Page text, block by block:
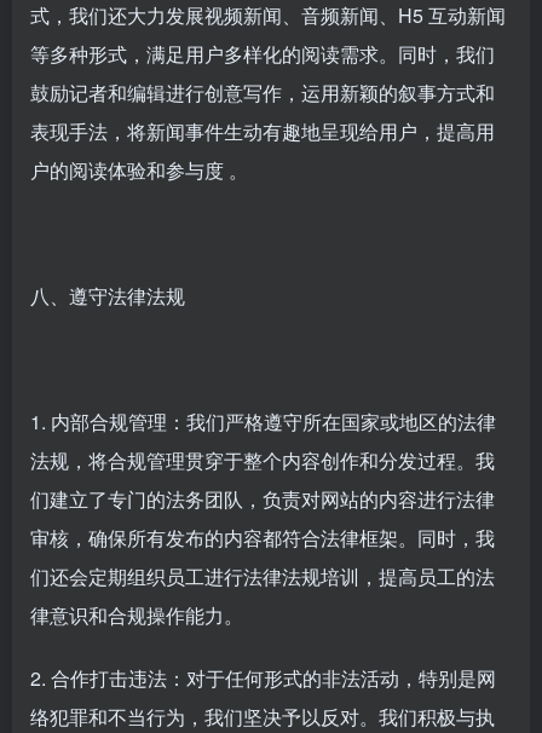
式，我们还大力发展视频新闻、音频新闻、H5 互动新闻
等多种形式，满足用户多样化的阅读需求。同时，我们
鼓励记者和编辑进行创意写作，运用新颖的叙事方式和
表现手法，将新闻事件生动有趣地呈现给用户，提高用
户的阅读体验和参与度 。
八、遵守法律法规
1. 内部合规管理：我们严格遵守所在国家或地区的法律
法规，将合规管理贯穿于整个内容创作和分发过程。我
们建立了专门的法务团队，负责对网站的内容进行法律
审核，确保所有发布的内容都符合法律框架。同时，我
们还会定期组织员工进行法律法规培训，提高员工的法
律意识和合规操作能力。
2. 合作打击违法：对于任何形式的非法活动，特别是网
络犯罪和不当行为，我们坚决予以反对。我们积极与执